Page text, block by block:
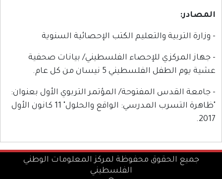
والتعليم الكتب الإحصائية السنوية
للإحصاء الفلسطيني/ بيانات صحفية
5 نيسان من كل عام.
المفتوحة/ المؤتمر التربوي الأول بعنوان:
"ظاهرة التسرب المدرسي: الواقع والحلول" 11 كانون الأول
محفوظة لمركز المعلومات الوطني